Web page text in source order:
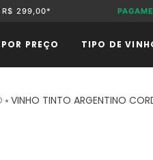
R$ 299,00*
POR PREÇO TIPO DE
VINHO TINTO ARGENTINO